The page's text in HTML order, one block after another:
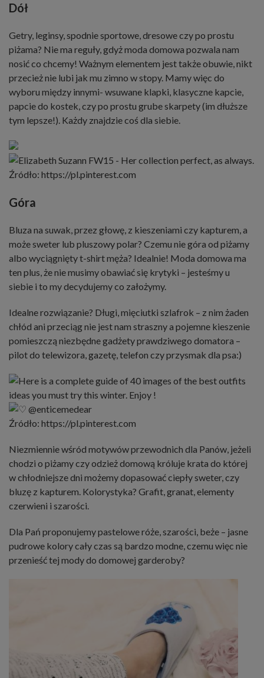
Dół
Getry, leginsy, spodnie sportowe, dresowe czy po prostu
piżama? Nie ma reguły, gdyż moda domowa pozwala nam
nosić co chcemy! Ważnym elementem jest także obuwie, nikt
przecież nie lubi jak mu zimno w stopy. Mamy więc do
wyboru między innymi- wsuwane klapki, klasyczne kapcie,
papcie do kostek, czy po prostu grube skarpety (im dłuższe
tym lepsze!). Każdy znajdzie coś dla siebie.
Źródło: https://pl.pinterest.com
Góra
Bluza na suwak, przez głowę, z kieszeniami czy kapturem, a
może sweter lub pluszowy polar? Czemu nie góra od piżamy
albo wyciągnięty t-shirt męża? Idealnie! Moda domowa ma
ten plus, że nie musimy obawiać się krytyki – jesteśmy u
siebie i to my decydujemy co założymy.
Idealne rozwiązanie? Długi, mięciutki szlafrok – z nim żaden
chłód ani przeciąg nie jest nam straszny a pojemne kieszenie
pomieszczą niezbędne gadżety prawdziwego domatora –
pilot do telewizora, gazetę, telefon czy przysmak dla psa:)
Źródło: https://pl.pinterest.com
Niezmiennie wśród motywów przewodnich dla Panów, jeżeli
chodzi o piżamy czy odzież domową króluje krata do której
w chłodniejsze dni możemy dopasować ciepły sweter, czy
bluzę z kapturem. Kolorystyka? Grafit, granat, elementy
czerwieni i szarości.
Dla Pań proponujemy pastelowe róże, szarości, beże – jasne
pudrowe kolory cały czas są bardzo modne, czemu więc nie
przenieść tej mody do domowej garderoby?